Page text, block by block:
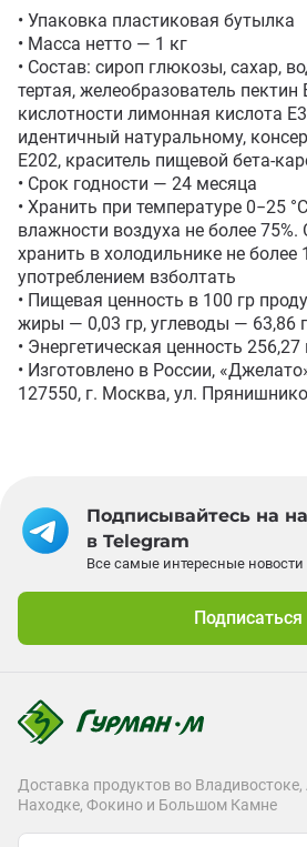
• Упаковка пластиковая бутылка
• Масса нетто — 1 кг
• Состав: сироп глюкозы, сахар,
тертая, желеобразователь пектин
кислотности лимонная кислота
идентичный натуральному,
Е202, краситель пищевой бета-
• Срок годности — 24 месяца
• Хранить при температуре 0−25
влажности воздуха не более
хранить в холодильнике не
употреблением взболтать
• Пищевая ценность в 100 гр
жиры — 0,03 гр, углеводы — 63,86
• Энергетическая ценность
• Изготовлено в России,
127550, г. Москва, ул.
Подписывайтесь на
в Telegram
Все самые интересные
Подписаться
Доставка продуктов во Владивостоке,
Находке, Фокино и Большом Камне